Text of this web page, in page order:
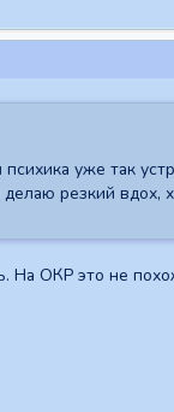
уже так
резкий
На ОКР это не